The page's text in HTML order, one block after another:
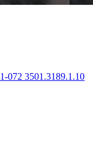
072 3501.3189.1.10